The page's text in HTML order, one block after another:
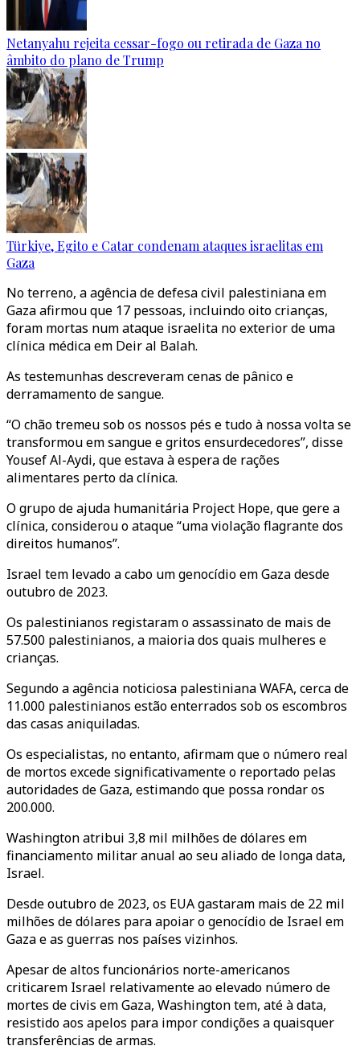
Netanyahu rejeita cessar-fogo ou retirada de Gaza no
âmbito do plano de Trump
Türkiye, Egito e Catar condenam ataques israelitas em
Gaza
No terreno, a agência de defesa civil palestiniana em
Gaza afirmou que 17 pessoas, incluindo oito crianças,
foram mortas num ataque israelita no exterior de uma
clínica médica em Deir al Balah.
As testemunhas descreveram cenas de pânico e
derramamento de sangue.
“O chão tremeu sob os nossos pés e tudo à nossa volta se
transformou em sangue e gritos ensurdecedores”, disse
Yousef Al-Aydi, que estava à espera de rações
alimentares perto da clínica.
O grupo de ajuda humanitária Project Hope, que gere a
clínica, considerou o ataque “uma violação flagrante dos
direitos humanos”.
Israel tem levado a cabo um genocídio em Gaza desde
outubro de 2023.
Os palestinianos registaram o assassinato de mais de
57.500 palestinianos, a maioria dos quais mulheres e
crianças.
Segundo a agência noticiosa palestiniana WAFA, cerca de
11.000 palestinianos estão enterrados sob os escombros
das casas aniquiladas.
Os especialistas, no entanto, afirmam que o número real
de mortos excede significativamente o reportado pelas
autoridades de Gaza, estimando que possa rondar os
200.000.
Washington atribui 3,8 mil milhões de dólares em
financiamento militar anual ao seu aliado de longa data,
Israel.
Desde outubro de 2023, os EUA gastaram mais de 22 mil
milhões de dólares para apoiar o genocídio de Israel em
Gaza e as guerras nos países vizinhos.
Apesar de altos funcionários norte-americanos
criticarem Israel relativamente ao elevado número de
mortes de civis em Gaza, Washington tem, até à data,
resistido aos apelos para impor condições a quaisquer
transferências de armas.